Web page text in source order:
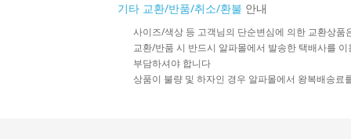
기타 교환/반품/취소/환불 안내
사이즈/색상 등 고객님의 단순변심에 의한 교환상
교환/반품 시 반드시 알파몰에서 발송한 택배사를
부담하셔야 합니다
상품이 불량 및 하자인 경우 알파몰에서 왕복배송료